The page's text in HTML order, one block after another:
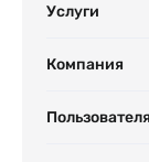
Услуги
Компания